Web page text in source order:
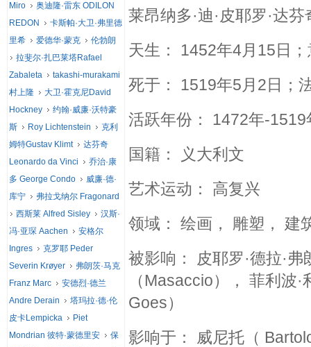
莱昂纳多·迪·皮耶罗·达芬
天生： 1452年4月15日
死于： 1519年5月2日；
活跃年份： 1472年-1519
国籍： 义大利文
艺术运动： 高复兴
领域： 绘画， 雕塑， 建
被影响： 皮耶罗·德拉·
（Masaccio）， 菲利波
Goes）
影响于： 威尼托（
Miro
奥迪隆·雷东 ODILON
REDON
卡斯帕·大卫·弗里德
里希
爱德华·蒙克
伦勃朗
拉斐尔·扎巴莱塔Rafael
Zabaleta
takashi-murakami
村上隆
大卫·霍克尼David
Hockney
约翰·威廉·沃特豪
斯
Roy Lichtenstein
克利
姆特Gustav Klimt
达芬奇
Leonardo da Vinci
乔治·康
多 George Condo
威廉·德·
库宁
弗拉戈纳尔 Fragonard
西斯莱 Alfred Sisley
汉斯·
冯·亚琛 Aachen
安格尔
Ingres
克罗耶 Peder
Severin Krøyer
弗朗茨·马克
Franz Marc
安德烈·德兰
Andre Derain
塔玛拉·德·伦
皮卡Lempicka
Piet
Mondrian 彼特·蒙德里安
保